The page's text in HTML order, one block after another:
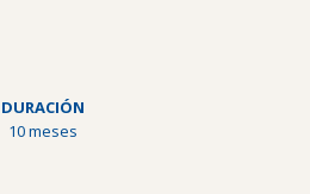
DURACIÓN
10 meses